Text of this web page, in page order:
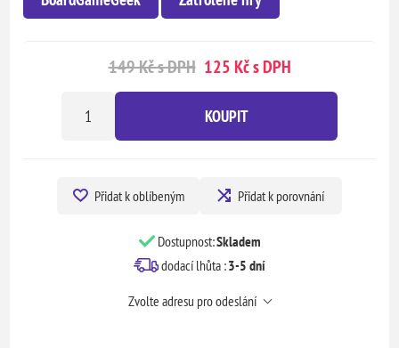
149 Kč s DPH 125 Kč s DPH
KOUPIT
Přidat k oblíbeným Přidat k porovnání
Dostupnost:Skladem
dodací lhůta :3-5 dní
Zvolte adresu pro odeslání